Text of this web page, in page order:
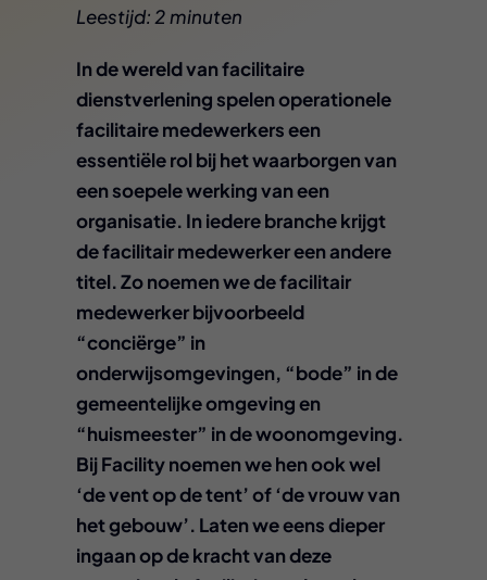
Leestijd: 2 minuten
In de wereld van facilitaire
dienstverlening spelen operationele
facilitaire medewerkers een
essentiële rol bij het waarborgen van
een soepele werking van een
organisatie. In iedere branche krijgt
de facilitair medewerker een andere
titel. Zo noemen we de facilitair
medewerker bijvoorbeeld
“conciërge” in
onderwijsomgevingen, “bode” in de
gemeentelijke omgeving en
“huismeester” in de woonomgeving.
Bij Facility noemen we hen ook wel
‘de vent op de tent’ of ‘de vrouw van
het gebouw’. Laten we eens dieper
ingaan op de kracht van deze